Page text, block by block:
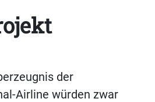
der
Airline würden zwar